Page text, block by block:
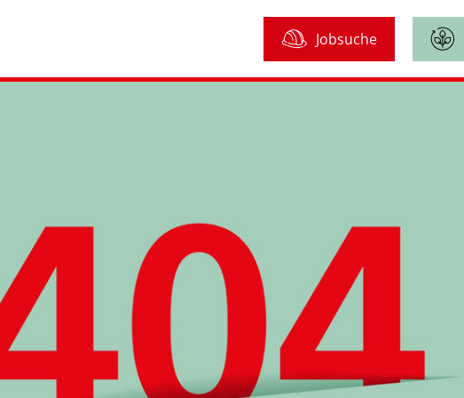
Jobsuche